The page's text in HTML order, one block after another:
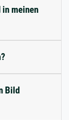
in meinen
Bild